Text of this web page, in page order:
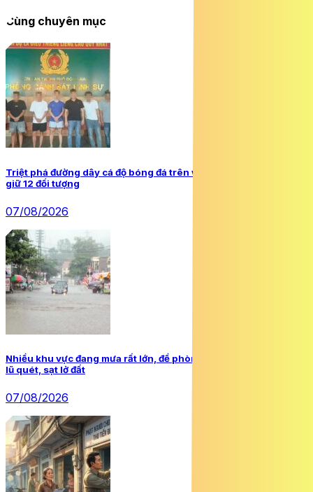
Cùng chuyên mục
Triệt phá đường dây cá độ bóng đá trên website ‘Bong88’, bắt
giữ 12 đối tượng
07/08/2026
Nhiều khu vực đang mưa rất lớn, đề phòng dông lốc và thiên tai
lũ quét, sạt lở đất
07/08/2026